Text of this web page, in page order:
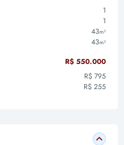
1
1
43m²
43m²
R$ 550.000
R$ 795
R$ 255